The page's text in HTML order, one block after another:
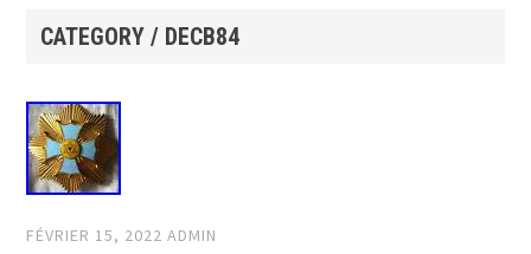
CATEGORY / DECB84
FÉVRIER 15, 2022 ADMIN